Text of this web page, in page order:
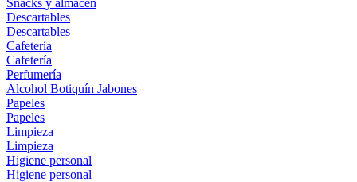
Snacks y almacén
Descartables
Descartables
Cafetería
Cafetería
Perfumería
Alcohol Botiquín Jabones
Papeles
Papeles
Limpieza
Limpieza
Higiene personal
Higiene personal